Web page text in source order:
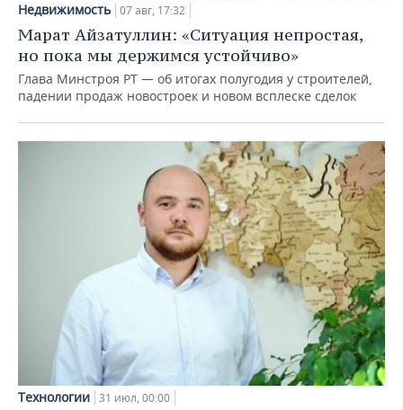
Недвижимость 07 авг, 17:32
Марат Айзатуллин: «Ситуация непростая,
но пока мы держимся устойчиво»
Глава Минстроя РТ — об итогах полугодия у строителей,
падении продаж новостроек и новом всплеске сделок
Технологии 31 июл, 00:00